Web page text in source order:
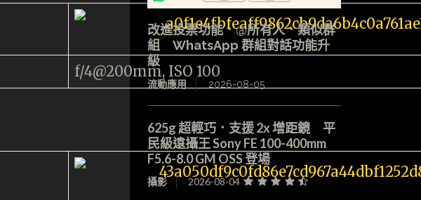
f/4@200mm, ISO 100
改進投票功能．@所有人．類似群
組 WhatsApp 群組對話功能升
級
流動應用 2026-08-05
625g 超輕巧．支援 2x 增距鏡 平
民級遠攝王 Sony FE 100-400mm
F5.6-8.0 GM OSS 登場
攝影 2026-08-04